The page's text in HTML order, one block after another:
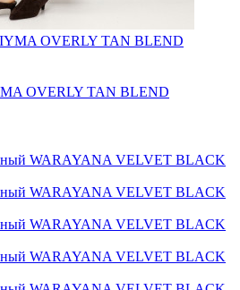
OVERLY TAN BLEND